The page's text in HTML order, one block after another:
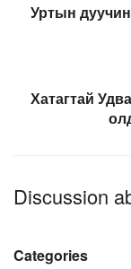
Уртын
Хатагтай
Discussion
Categories